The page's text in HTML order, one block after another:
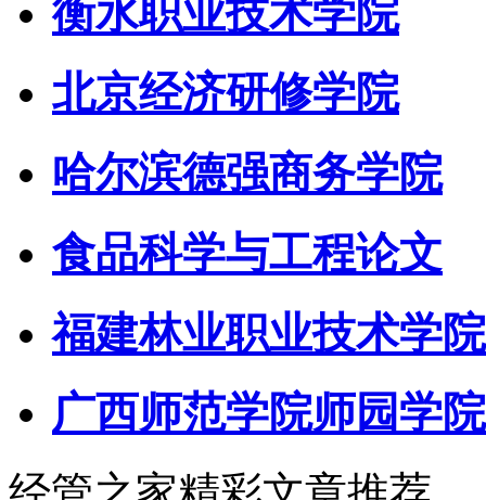
衡水职业技术学院
北京经济研修学院
哈尔滨德强商务学院
食品科学与工程论文
福建林业职业技术学院
广西师范学院师园学院